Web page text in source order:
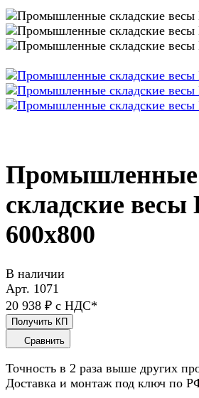
Промышленные
складские
600x800
В наличии
Арт. 1071
20 938 ₽ с НДС*
Получить КП
Сравнить
Точность в 2 раза выше других
Доставка и монтаж под ключ по